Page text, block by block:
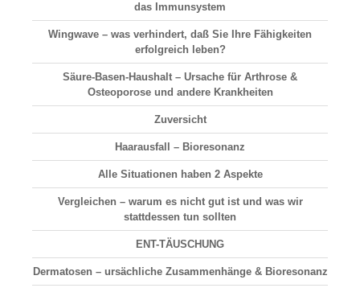
das Immunsystem
Wingwave – was verhindert, daß Sie Ihre Fähigkeiten
erfolgreich leben?
Säure-Basen-Haushalt – Ursache für Arthrose &
Osteoporose und andere Krankheiten
Zuversicht
Haarausfall – Bioresonanz
Alle Situationen haben 2 Aspekte
Vergleichen – warum es nicht gut ist und was wir
stattdessen tun sollten
ENT-TÄUSCHUNG
Dermatosen – ursächliche Zusammenhänge & Bioresonanz